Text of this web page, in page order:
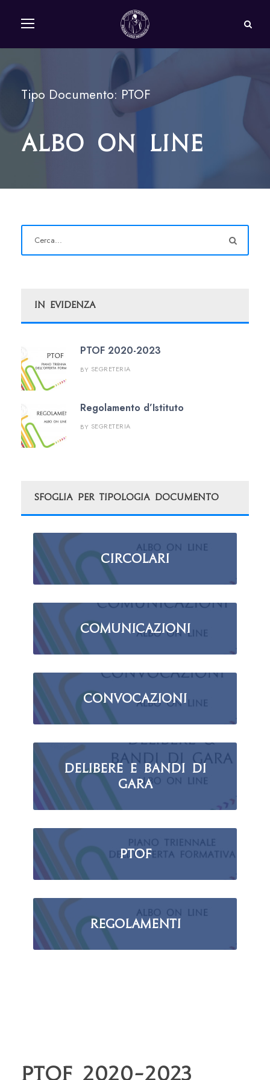
Tipo Documento: PTOF
Albo on line
In Evidenza
PTOF 2020-2023
BY SEGRETERIA
Regolamento d’Istituto
BY SEGRETERIA
Sfoglia per tipologia Documento
Circolari
Comunicazioni
Convocazioni
Delibere e Bandi di
Gara
PTOF
Regolamenti
PTOF 2020-2023